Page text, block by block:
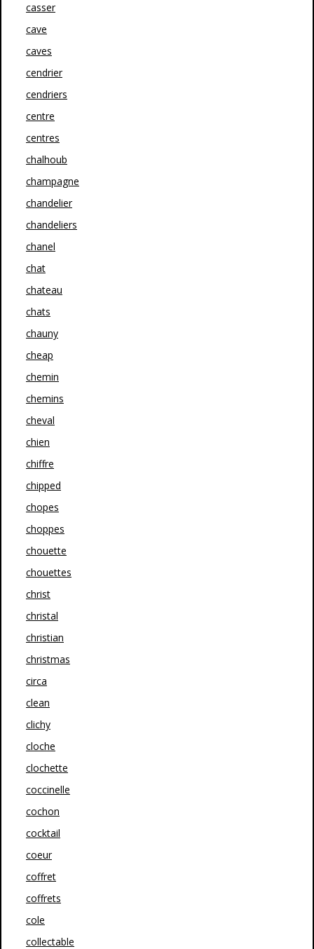
casser
cave
caves
cendrier
cendriers
centre
centres
chalhoub
champagne
chandelier
chandeliers
chanel
chat
chateau
chats
chauny
cheap
chemin
chemins
cheval
chien
chiffre
chipped
chopes
choppes
chouette
chouettes
christ
christal
christian
christmas
circa
clean
clichy
cloche
clochette
coccinelle
cochon
cocktail
coeur
coffret
coffrets
cole
collectable